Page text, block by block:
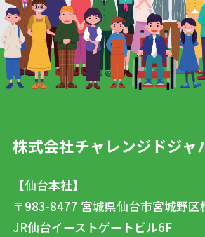
株式会社チャレンジドジャ
【仙台本社】
〒983-8477 宮城県仙台市宮城野区
JR仙台イーストゲートビル6F